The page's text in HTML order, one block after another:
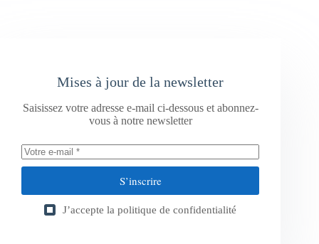
Mises à jour de la newsletter
Saisissez votre adresse e-mail ci-dessous et abonnez-
vous à notre newsletter
S’inscrire
J’accepte la politique de confidentialité